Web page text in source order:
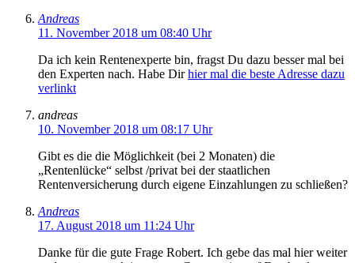
Andreas
11. November 2018 um 08:40 Uhr
Da ich kein Rentenexperte bin, fragst Du dazu besser mal bei
den Experten nach. Habe Dirhier mal die beste Adresse dazu
verlinkt
andreas
10. November 2018 um 08:17 Uhr
Gibt es die die Möglichkeit (bei 2 Monaten) die
„Rentenlücke“ selbst /privat bei der staatlichen
Rentenversicherung durch eigene Einzahlungen zu schließen?
Andreas
17. August 2018 um 11:24 Uhr
Danke für die gute Frage Robert. Ich gebe das mal hier weiter